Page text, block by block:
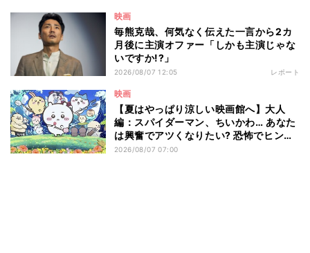
映画
毎熊克哉、何気なく伝えた一言から2カ
月後に主演オファー「しかも主演じゃな
いですか!?」
2026/08/07 12:05 レポート
映画
【夏はやっぱり涼しい映画館へ】大人
編：スパイダーマン、ちいかわ… あなた
は興奮でアツくなりたい? 恐怖でヒンヤ
リしたい? - 編集部が注目する最新映画5
2026/08/07 07:00